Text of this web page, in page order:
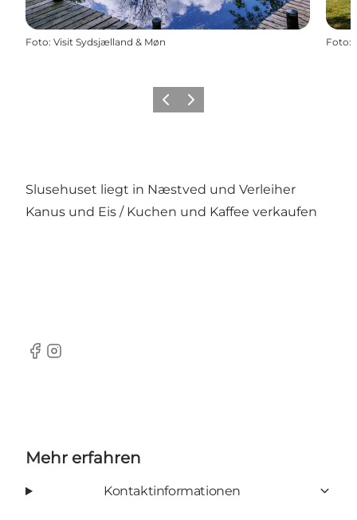
Foto: Visit Sydsjælland & Møn Foto:
ZurückWeiter
Slusehuset liegt in Næstved und Verleiher
Kanus und Eis / Kuchen und Kaffee verkaufen
Facebook
Instagram
Mehr erfahren
Kontaktinformationen